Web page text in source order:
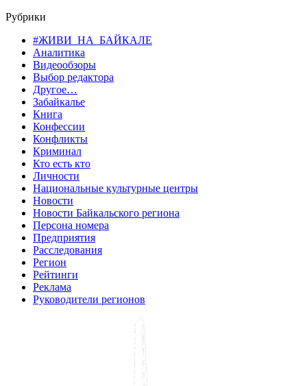
Рубрики
#ЖИВИ_НА_БАЙКАЛЕ
Аналитика
Видеообзоры
Выбор редактора
Другое…
Забайкалье
Книга
Конфессии
Конфликты
Криминал
Кто есть кто
Личности
Национальные культурные центры
Новости
Новости Байкальского региона
Персона номера
Предприятия
Расследования
Регион
Рейтинги
Реклама
Руководители регионов